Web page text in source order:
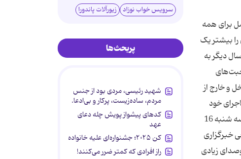
برای همه
بیشتر یک
دیگر به
و خارج از
خود
کفایی بنزینی ایران به نگاه واقع‌ بینانه ‌تری نیاز دارد. گرد و خاک خبری نفتی ‌ها بعدازظهر یکی از روزهای هفته گذشته( سه شنبه 16
خبرگزاری‌
زیادی
سرویس خواب نوزاد زیورآلات پاندورا
پربحث‌ها
شهید رئیسی، مردی بود از جنس
مردم، ساده‌زیست، پرکار و بی‌ادعا.
کدهای پیشواز پویش چله دعای
عهد
کن ۲۰۲۵؛ جشنواره‌ای علیه خانواده
راز افرادی که کمتر ضرر می‌کنند!